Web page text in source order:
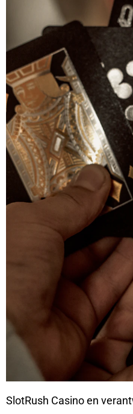
SlotRush Casino en